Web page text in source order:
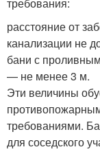
расстояние от
канализации не
бани с
— не менее 3 м.
Эти величины
требованиями.
для соседского